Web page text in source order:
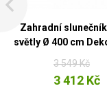
Zahradní slunečník
světly Ø 400 cm
3 549 Kč
3 412 Kč